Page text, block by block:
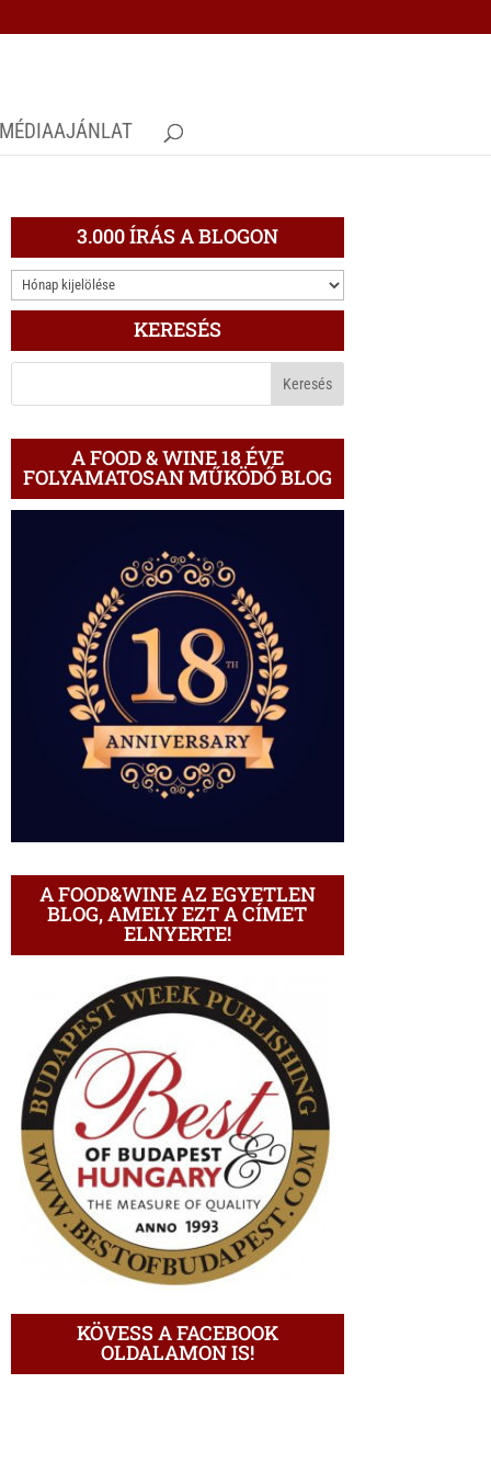
MÉDIAAJÁNLAT
3.000 ÍRÁS A BLOGON
3.000
ÍRÁS
BLOGON
KERESÉS
A FOOD & WINE 18 ÉVE
FOLYAMATOSAN MŰKÖDŐ BLOG
A FOOD&WINE AZ EGYETLEN
BLOG, AMELY EZT A CÍMET
ELNYERTE!
KÖVESS A FACEBOOK
OLDALAMON IS!